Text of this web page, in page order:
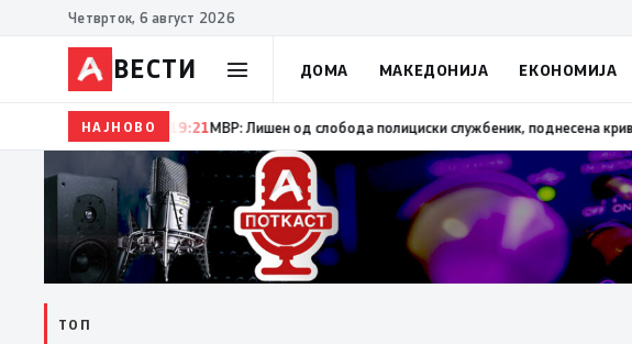
Четврток, 6 август 2026
ВЕСТИ ДОМА МАКЕДОНИЈА ЕКОНОМИЈА
НАЈНОВО
19:22 Ангелов: Спречена катастрофа во виничко, запалена трева при
ТОП